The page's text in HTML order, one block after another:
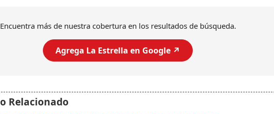
Encuentra más de nuestra cobertura en los resultados de búsqueda.
Agrega La Estrella en Google ↗️